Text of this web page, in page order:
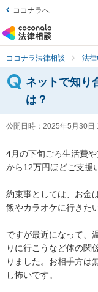
ココナラへ
ココナラ法律相談 法
ネットで知り
は？
公開日時： 2025年5月30日
4月の下旬ごろ生活費
から12万円ほどご支援
約束事としては、お金
飯やカラオケに行きた
ですが最近になって、
りに行こうなど体の関
りました。お相手方は
し怖いです。